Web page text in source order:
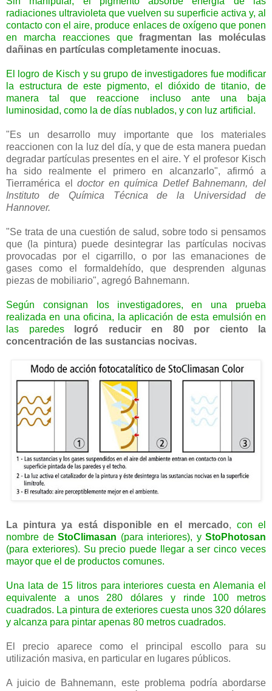
radiaciones ultravioleta que vuelven su superficie activa y, al
contacto con el aire, produce enlaces de oxígeno que ponen
en marcha reacciones que
fragmentan las moléculas
dañinas en partículas completamente inocuas.
El logro de Kisch y su grupo de investigadores fue modificar
la estructura de este pigmento, el dióxido de titanio, de
manera tal que reaccione incluso ante una baja
luminosidad, como la de días nublados, y con luz artificial.
"Es un desarrollo muy importante que los materiales
reaccionen con la luz del día, y que de esta manera puedan
degradar partículas presentes en el aire. Y el profesor Kisch
ha sido realmente el primero en alcanzarlo", afirmó a
Tierramérica eldoctor en química Detlef Bahnemann, del
Instituto de Química Técnica de la Universidad de
Hannover.
"Se trata de una cuestión de salud, sobre todo si pensamos
que (la pintura) puede desintegrar las partículas nocivas
provocadas por el cigarrillo, o por las emanaciones de
gases como el formaldehído, que desprenden algunas
piezas de mobiliario", agregó Bahnemann.
Según consignan los investigadores, en una prueba
realizada en una oficina, la aplicación de esta emulsión en
las paredes
logró reducir en 80 por ciento la
concentración de las sustancias nocivas.
La pintura ya está disponible en el mercado, con el
nombre de StoClimasan (para interiores), y StoPhotosan
(para exteriores). Su precio puede llegar a ser cinco veces
mayor que el de productos comunes.
Una lata de 15 litros para interiores cuesta en Alemania el
equivalente a unos 280 dólares y rinde 100 metros
cuadrados. La pintura de exteriores cuesta unos 320 dólares
y alcanza para pintar apenas 80 metros cuadrados.
El precio aparece como el principal escollo para su
utilización masiva, en particular en lugares públicos.
A juicio de Bahnemann, este problema podría abordarse